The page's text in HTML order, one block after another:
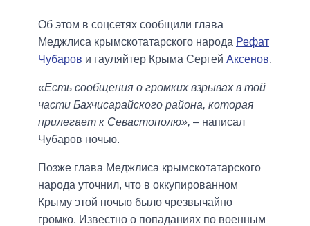
Об этом в соцсетях сообщили глава
Меджлиса крымскотатарского народа Рефат
Чубаров и гауляйтер Крыма Сергей Аксенов.
«Есть сообщения о громких взрывах в той
части Бахчисарайского района, которая
прилегает к Севастополю», – написал
Чубаров ночью.
Позже глава Меджлиса крымскотатарского
народа уточнил, что в оккупированном
Крыму этой ночью было чрезвычайно
громко. Известно о попаданиях по военным